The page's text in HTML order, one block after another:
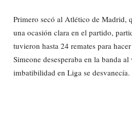
Primero secó al Atlético de Madrid,
una ocasión clara en el partido,
tuvieron hasta 24 remates para
Simeone desesperaba en la banda
imbatibilidad en Liga se desvanecía.